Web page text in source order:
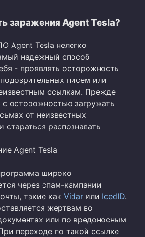
заражения Agent Tesla?
Agent Tesla нелегко
надежный способ
- проявлять осторожность
писем или
ссылкам. Прежде
с осторожностью загружать
от неизвестных
стараться распознавать
Agent Tesla
широко
через спам-кампании
такие как Vidar или IcedID.
жертвам во
или по вредоносным
переходе по такой ссылке